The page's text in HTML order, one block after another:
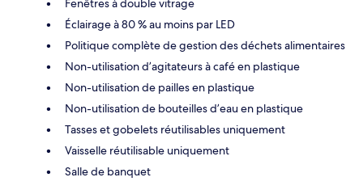
Fenêtres à double vitrage
Éclairage à 80 % au moins par LED
Politique complète de gestion des déchets alimentaires
Non-utilisation d’agitateurs à café en plastique
Non-utilisation de pailles en plastique
Non-utilisation de bouteilles d’eau en plastique
Tasses et gobelets réutilisables uniquement
Vaisselle réutilisable uniquement
Salle de banquet